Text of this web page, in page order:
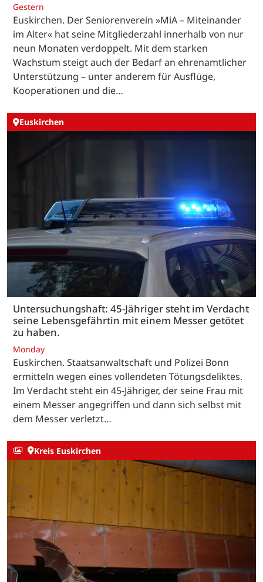
Gestern
Euskirchen. Der Seniorenverein »MiA – Miteinander
im Alter« hat seine Mitgliederzahl innerhalb von nur
neun Monaten verdoppelt. Mit dem starken
Wachstum steigt auch der Bedarf an ehrenamtlicher
Unterstützung – unter anderem für Ausflüge,
Kooperationen und die…
Euskirchen
Untersuchungshaft: 45-Jähriger steht im Verdacht
seine Lebensgefährtin mit einem Messer getötet
zu haben.
Monday
Euskirchen. Staatsanwaltschaft und Polizei Bonn
ermitteln wegen eines vollendeten Tötungsdeliktes.
Im Verdacht steht ein 45-Jähriger, der seine Frau mit
einem Messer angegriffen und dann sich selbst mit
dem Messer verletzt…
Kreis Euskirchen